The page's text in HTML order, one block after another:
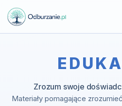
Zrozum swoje
Materiały pomagające